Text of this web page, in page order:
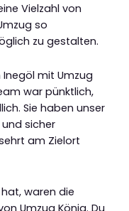
Vielzahl von
so
zu gestalten.
mit Umzug
war pünktlich,
Sie haben unser
sicher
am Zielort
waren die